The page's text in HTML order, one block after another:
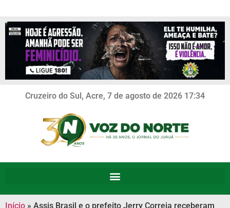
Cruzeiro do Sul, Acre, 7 de agosto de 2026 17:34
Início » Assis Brasil e o prefeito Jerry Correia receberam